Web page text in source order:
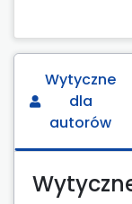
Wytyczne
dla
autorów